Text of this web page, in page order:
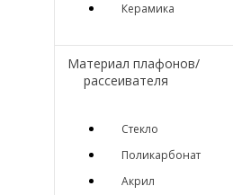
Керамика
Материал плафонов/
рассеивателя
Стекло
Поликарбонат
Акрил